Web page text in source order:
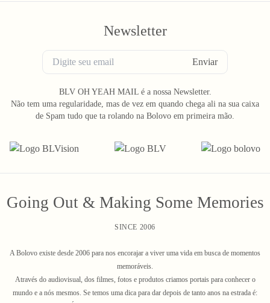
Newsletter
Enviar
BLV OH YEAH MAIL é a nossa Newsletter.
Não tem uma regularidade, mas de vez em quando chega ali na sua caixa
de Spam tudo que ta rolando na Bolovo em primeira mão.
Going Out & Making Some Memories
SINCE 2006
A Bolovo existe desde 2006 para nos encorajar a viver uma vida em busca de momentos
memoráveis.
Através do audiovisual, dos filmes, fotos e produtos criamos portais para conhecer o
mundo e a nós mesmos. Se temos uma dica para dar depois de tanto anos na estrada é: